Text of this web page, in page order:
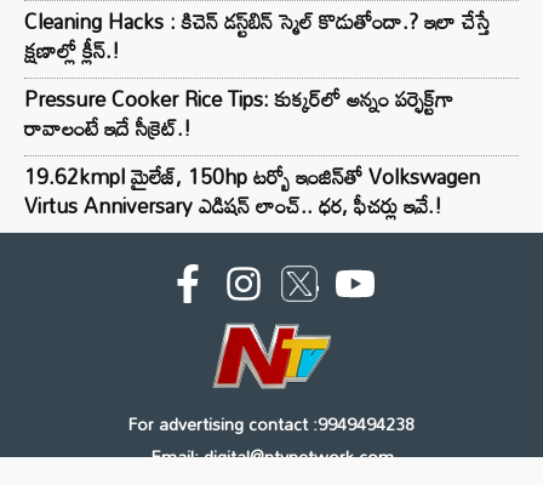
Cleaning Hacks : కిచెన్ డస్ట్‌బిన్ స్మెల్ కొడుతోందా.? ఇలా చేస్తే
క్షణాల్లో క్లీన్.!
Pressure Cooker Rice Tips: కుక్కర్‌లో అన్నం పర్ఫెక్ట్‌గా
రావాలంటే ఇదే సీక్రెట్.!
19.62kmpl మైలేజ్, 150hp టర్బో ఇంజిన్‌తో Volkswagen
Virtus Anniversary ఎడిషన్ లాంచ్.. ధర, ఫీచర్లు ఇవే.!
For advertising contact :9949494238
Email: digital@ntvnetwork.com